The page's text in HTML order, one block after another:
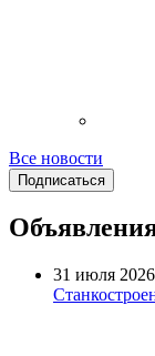
Все новости
Подписаться
31 июля 2026